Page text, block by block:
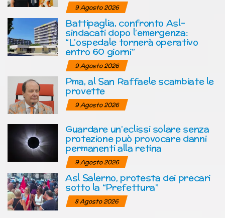
9 Agosto 2026
Battipaglia, confronto Asl-
sindacati dopo l’emergenza:
“L’ospedale tornerà operativo
entro 60 giorni”
9 Agosto 2026
Pma, al San Raffaele scambiate le
provette
9 Agosto 2026
Guardare un’eclissi solare senza
protezione può provocare danni
permanenti alla retina
9 Agosto 2026
Asl Salerno, protesta dei precari
sotto la “Prefettura”
8 Agosto 2026